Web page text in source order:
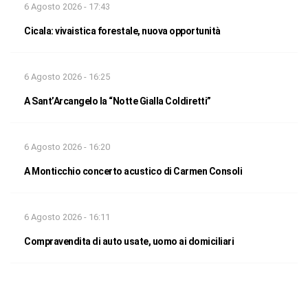
6 Agosto 2026 - 17:43
Cicala: vivaistica forestale, nuova opportunità
6 Agosto 2026 - 16:25
A Sant’Arcangelo la “Notte Gialla Coldiretti”
6 Agosto 2026 - 16:20
A Monticchio concerto acustico di Carmen Consoli
6 Agosto 2026 - 16:11
Compravendita di auto usate, uomo ai domiciliari